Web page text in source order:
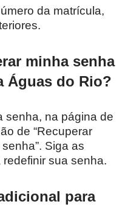
da matrícula,
minha senha
Águas do Rio?
senha, na página de
de “Recuperar
Siga as
sua senha.
para